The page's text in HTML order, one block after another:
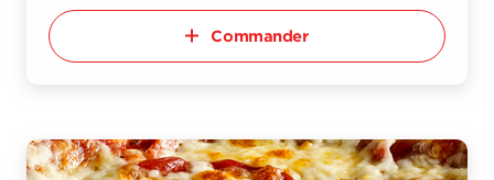
Commander